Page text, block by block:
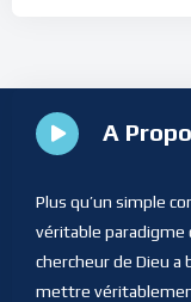
A
Plus qu’un simple
véritable paradigme
chercheur de Dieu
mettre